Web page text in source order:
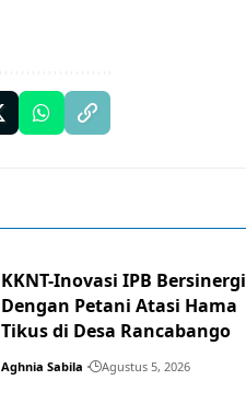
KKNT-Inovasi IPB Bersinergi
Dengan Petani Atasi Hama
Tikus di Desa Rancabango
Aghnia Sabila Agustus 5, 2026